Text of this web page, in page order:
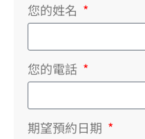
您的姓名
您的電話
期望預約日期